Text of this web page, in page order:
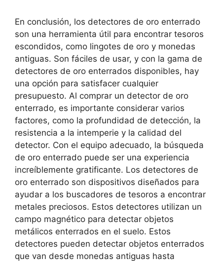
En conclusión, los detectores de oro enterrado
son una herramienta útil para encontrar tesoros
escondidos, como lingotes de oro y monedas
antiguas. Son fáciles de usar, y con la gama de
detectores de oro enterrados disponibles, hay
una opción para satisfacer cualquier
presupuesto. Al comprar un detector de oro
enterrado, es importante considerar varios
factores, como la profundidad de detección, la
resistencia a la intemperie y la calidad del
detector. Con el equipo adecuado, la búsqueda
de oro enterrado puede ser una experiencia
increíblemente gratificante. Los detectores de
oro enterrado son dispositivos diseñados para
ayudar a los buscadores de tesoros a encontrar
metales preciosos. Estos detectores utilizan un
campo magnético para detectar objetos
metálicos enterrados en el suelo. Estos
detectores pueden detectar objetos enterrados
que van desde monedas antiguas hasta